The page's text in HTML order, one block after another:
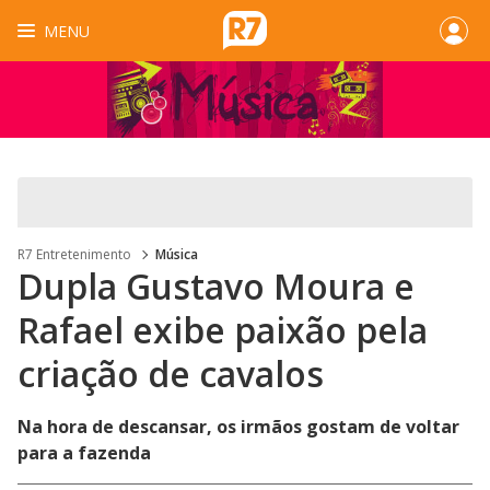
MENU
R7 Entretenimento Música
Dupla Gustavo Moura e
Rafael exibe paixão pela
criação de cavalos
Na hora de descansar, os irmãos gostam de voltar
para a fazenda